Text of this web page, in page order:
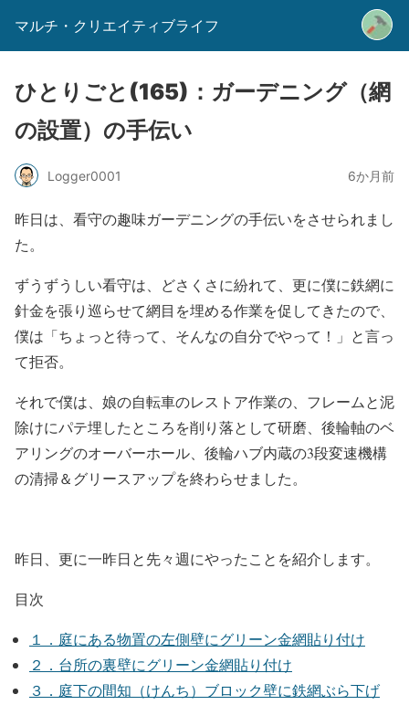
マルチ・クリエイティブライフ
ひとりごと(165)：ガーデニング（網
の設置）の手伝い
Logger0001 6か月前
昨日は、看守の趣味ガーデニングの手伝いをさせられまし
た。
ずうずうしい看守は、どさくさに紛れて、更に僕に鉄網に
針金を張り巡らせて網目を埋める作業を促してきたので、
僕は「ちょっと待って、そんなの自分でやって！」と言っ
て拒否。
それで僕は、娘の自転車のレストア作業の、フレームと泥
除けにパテ埋したところを削り落として研磨、後輪軸のベ
アリングのオーバーホール、後輪ハブ内蔵の3段変速機構
の清掃＆グリースアップを終わらせました。
昨日、更に一昨日と先々週にやったことを紹介します。
目次
１．庭にある物置の左側壁にグリーン金網貼り付け
２．台所の裏壁にグリーン金網貼り付け
３．庭下の間知（けんち）ブロック壁に鉄網ぶら下げ